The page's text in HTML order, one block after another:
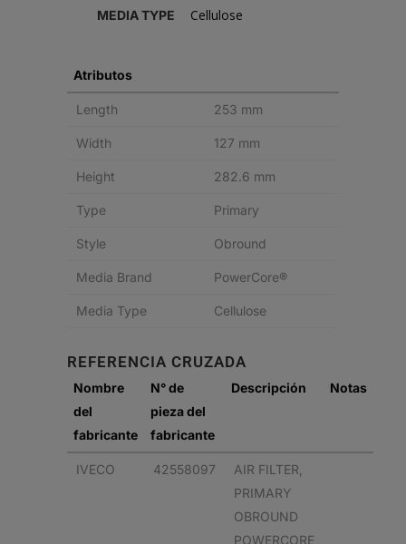
MEDIA TYPE Cellulose
Atributos
Length 253 mm
Width 127 mm
Height 282.6 mm
Type Primary
Style Obround
Media Brand PowerCore®
Media Type Cellulose
REFERENCIA CRUZADA
Nombre
del
fabricante
N° de
pieza del
fabricante
Descripción Notas
IVECO 42558097
AIR FILTER,
PRIMARY
OBROUND
POWERCORE